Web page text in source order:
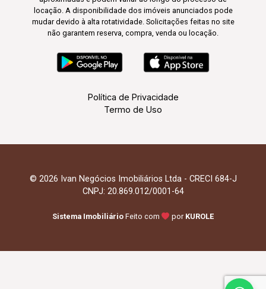
locação. A disponibilidade dos imóveis anunciados pode
mudar devido à alta rotatividade. Solicitações feitas no site
não garantem reserva, compra, venda ou locação.
Política de Privacidade
Termo de Uso
© 2026 Ivan Negócios Imobiliários Ltda - CRECI 684-J
CNPJ: 20.869.012/0001-64
Sistema Imobiliário Feito com por KUROLE